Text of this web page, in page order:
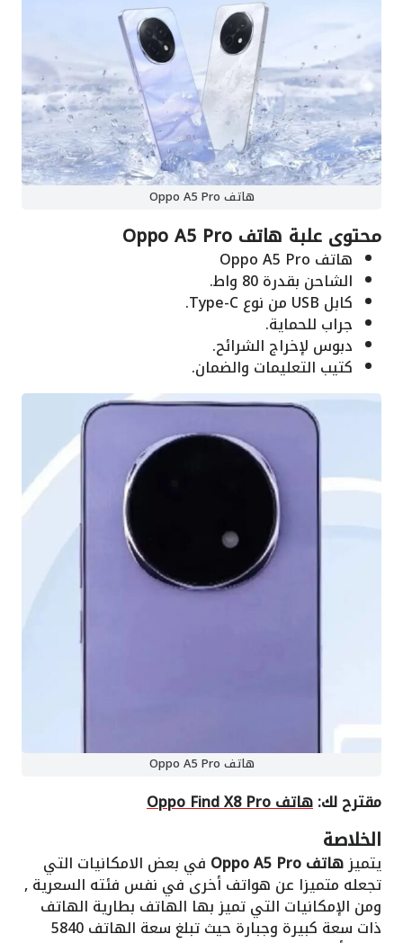
هاتف Oppo A5 Pro
محتوى علبة هاتف Oppo A5 Pro
هاتف Oppo A5 Pro
الشاحن بقدرة 80 واط.
كابل USB من نوع Type-C.
جراب للحماية.
دبوس لإخراج الشرائح.
كتيب التعليمات والضمان.
هاتف Oppo A5 Pro
مقترح لك:هاتف Oppo Find X8 Pro
الخلاصة
يتميزهاتف Oppo A5 Pro في بعض الامكانيات التي
تجعله متميزا عن هواتف أخرى في نفس فئته السعرية ,
ومن الإمكانيات التي تميز بها الهاتف بطارية الهاتف
ذات سعة كبيرة وجبارة حيث تبلغ سعة الهاتف 5840